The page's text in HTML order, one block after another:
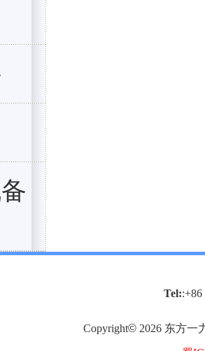
Tel::+86
Copyright© 2026 东方一